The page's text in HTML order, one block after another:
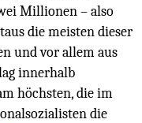
Millionen – also
die meisten dieser
und vor allem aus
innerhalb
höchsten, die im
die